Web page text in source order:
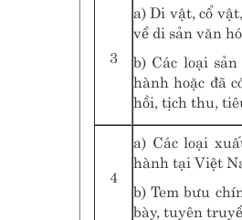
3
a) Di vật, cổ
về di sản văn
b) Các loại
hành hoặc đã
hồi, tịch thu,
4
a) Các loại
hành tại Việt
b) Tem bưu
bày, tuyên